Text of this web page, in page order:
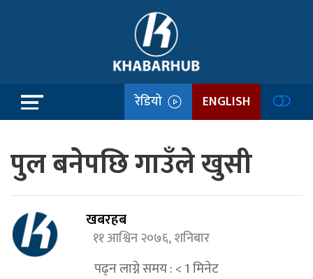
रेडियो ENGLISH
पुल बनेपछि गाउँले खुसी
खबरहब
११ आश्विन २०७६, शनिबार
पढ्न लाग्ने समय :< 1मिनेट